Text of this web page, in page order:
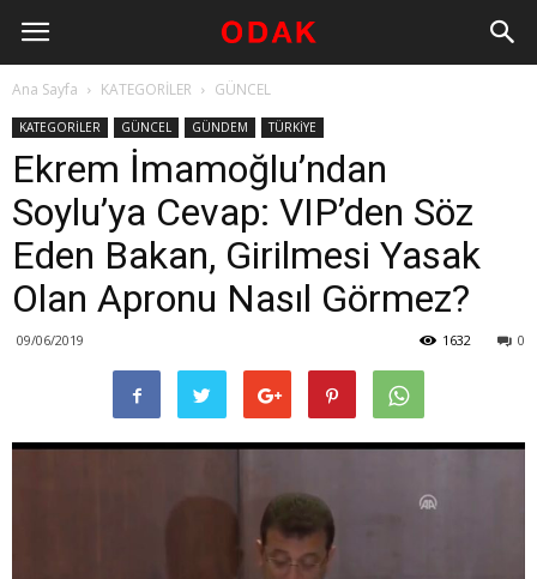
Ana Sayfa KATEGORİLER GÜNCEL
KATEGORİLER GÜNCEL GÜNDEM TÜRKİYE
Ekrem İmamoğlu’ndan
Soylu’ya Cevap: VIP’den Söz
Eden Bakan, Girilmesi Yasak
Olan Apronu Nasıl Görmez?
09/06/2019 0
1632